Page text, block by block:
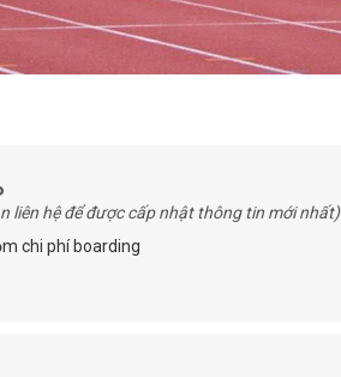
liên hệ để được cấp nhật thông tin mới nhất)
chi phí boarding